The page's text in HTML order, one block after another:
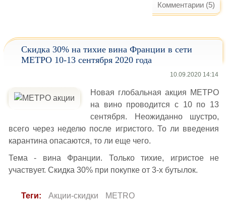
Комментарии (5)
Скидка 30% на тихие вина Франции в сети
МЕТРО 10-13 сентября 2020 года
10.09.2020 14:14
Новая глобальная акция МЕТРО
на вино проводится с 10 по 13
сентября. Неожиданно шустро,
всего через неделю после игристого. То ли введения
карантина опасаются, то ли еще чего.
Тема - вина Франции. Только тихие, игристое не
участвует. Скидка 30% при покупке от 3-х бутылок.
Теги: Акции-скидки METRO